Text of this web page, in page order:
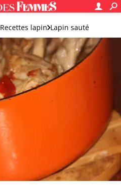
Recettes lapin Lapin sauté